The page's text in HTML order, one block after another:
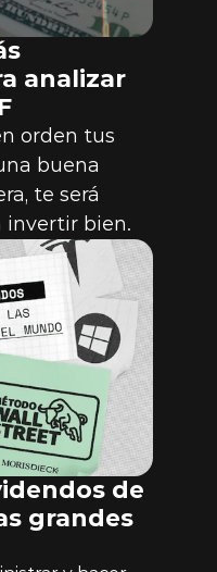
analizar
orden tus
buena
te será
invertir bien.
de
grandes